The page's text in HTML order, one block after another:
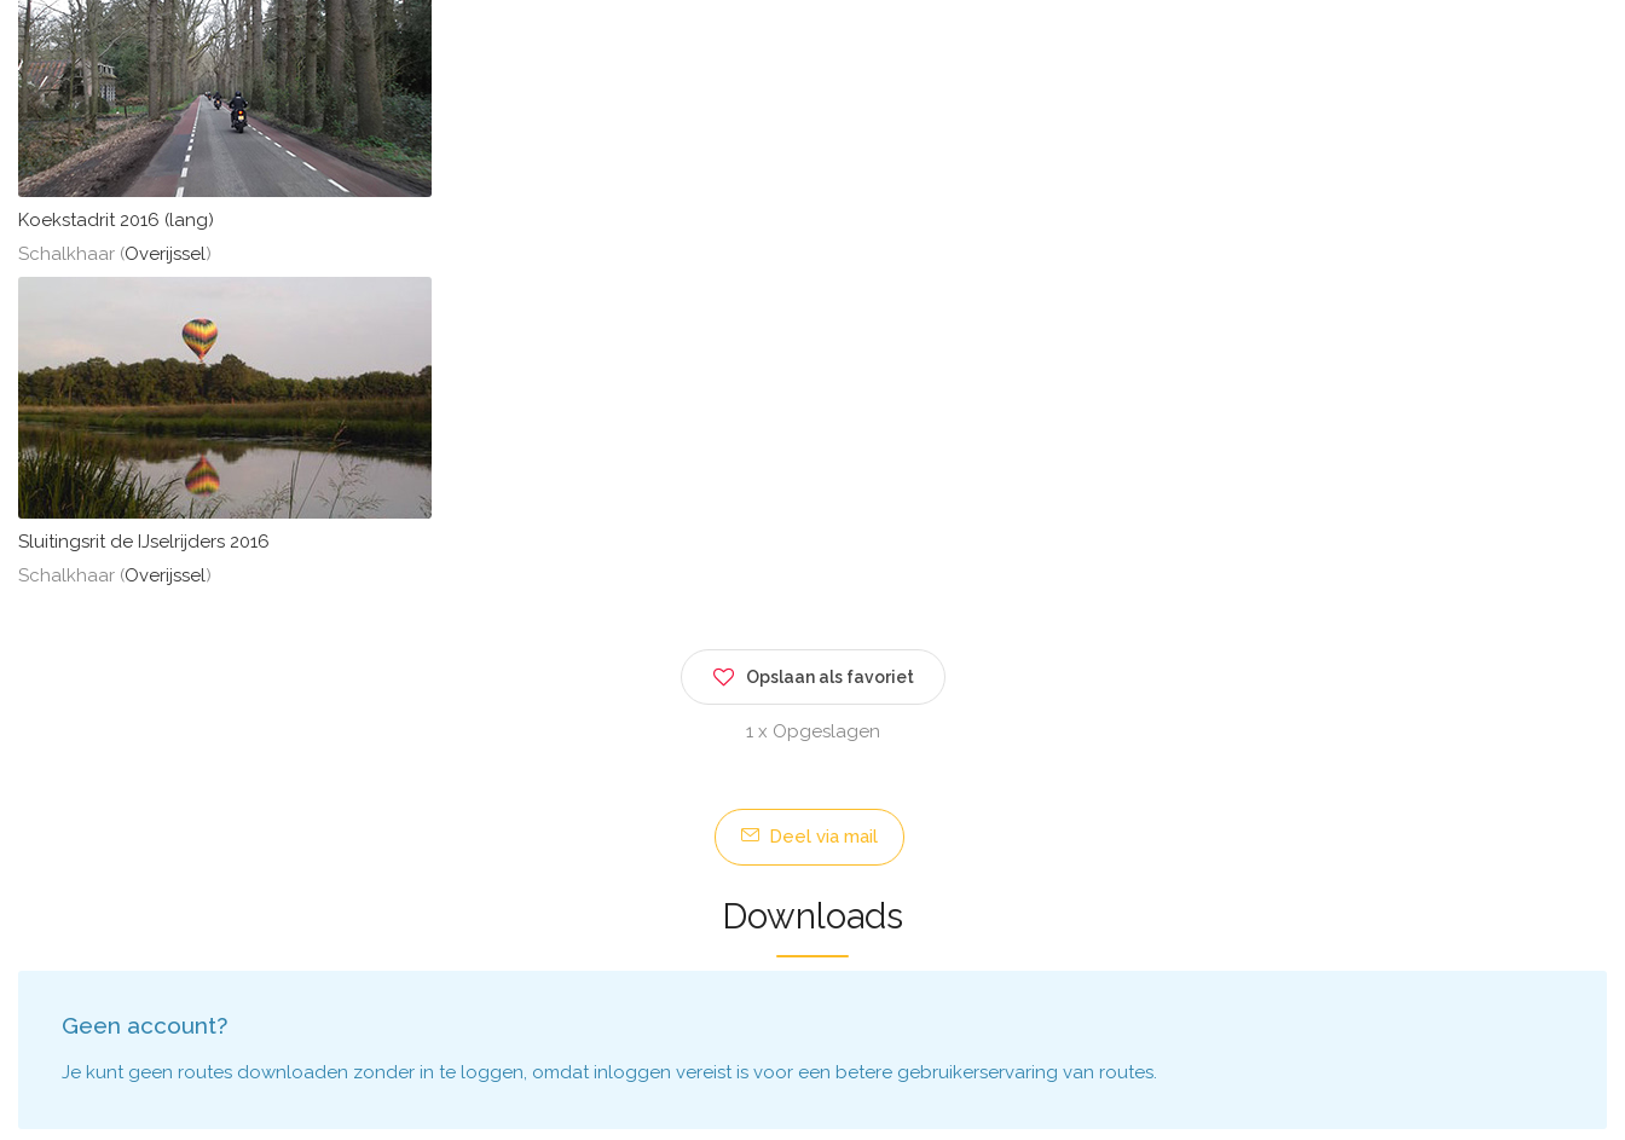
Koekstadrit 2016 (lang)
Schalkhaar (Overijssel)
Sluitingsrit de IJselrijders 2016
Schalkhaar (Overijssel)
Opslaan als favoriet
1 x Opgeslagen
Deel via mail
Downloads
Geen account?
Je kunt geen routes downloaden zonder in te loggen, omdat inloggen vereist is voor een betere gebruikerservaring van routes.